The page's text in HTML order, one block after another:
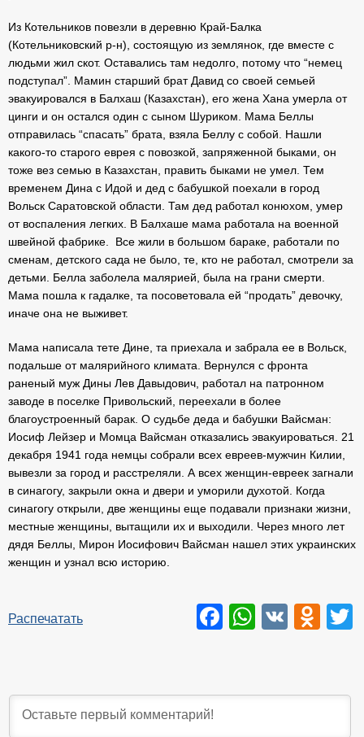
Из Котельников повезли в деревню Край-Балка
(Котельниковский р-н), состоящую из землянок, где вместе с
людьми жил скот. Оставались там недолго, потому что “немец
подступал”. Мамин старший брат Давид со своей семьей
эвакуировался в Балхаш (Казахстан), его жена Хана умерла от
цинги и он остался один с сыном Шуриком. Мама Беллы
отправилась “спасать” брата, взяла Беллу с собой. Нашли
какого-то старого еврея с повозкой, запряженной быками, он
тоже вез семью в Казахстан, править быками не умел. Тем
временем Дина с Идой и дед с бабушкой поехали в город
Вольск Саратовской области. Там дед работал конюхом, умер
от воспаления легких. В Балхаше мама работала на военной
швейной фабрике. Все жили в большом бараке, работали по
сменам, детского сада не было, те, кто не работал, смотрели за
детьми. Белла заболела малярией, была на грани смерти.
Мама пошла к гадалке, та посоветовала ей “продать” девочку,
иначе она не выживет.
Мама написала тете Дине, та приехала и забрала ее в Вольск,
подальше от малярийного климата. Вернулся с фронта
раненый муж Дины Лев Давыдович, работал на патронном
заводе в поселке Привольский, переехали в более
благоустроенный барак. О судьбе деда и бабушки Вайсман:
Иосиф Лейзер и Момца Вайсман отказались эвакуироваться. 21
декабря 1941 года немцы собрали всех евреев-мужчин Килии,
вывезли за город и расстреляли. А всех женщин-евреек загнали
в синагогу, закрыли окна и двери и уморили духотой. Когда
синагогу открыли, две женщины еще подавали признаки жизни,
местные женщины, вытащили их и выходили. Через много лет
дядя Беллы, Мирон Иосифович Вайсман нашел этих украинских
женщин и узнал всю историю.
Распечатать Facebook
VK